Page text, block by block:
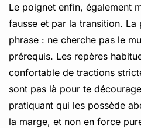
Le poignet enfin, également
fausse et par la transition. La
phrase : ne cherche pas le
prérequis. Les repères
confortable de tractions
sont pas là pour te
pratiquant qui les possède
la marge, et non en force